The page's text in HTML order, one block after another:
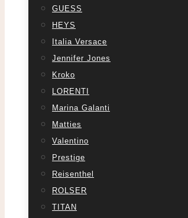
GUESS
HEYS
Italia Versace
Jennifer Jones
Kroko
LORENTI
Marina Galanti
Matties
Valentino
Prestige
Reisenthel
ROLSER
TITAN